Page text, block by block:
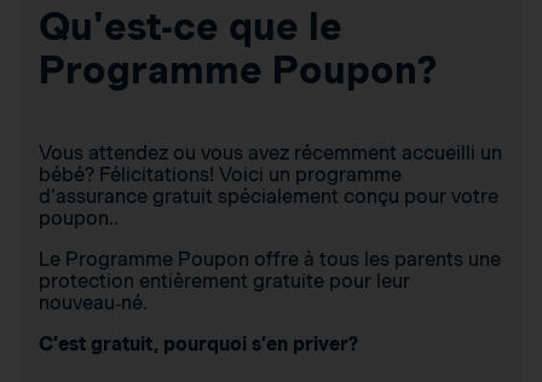
Qu'est-ce que le
Programme Poupon?
Vous attendez ou vous avez récemment accueilli un
bébé? Félicitations! Voici un programme
d’assurance gratuit spécialement conçu pour votre
poupon..
Le Programme Poupon offre à tous les parents une
protection entièrement gratuite pour leur
nouveau‑né.
C’est gratuit, pourquoi s’en priver?